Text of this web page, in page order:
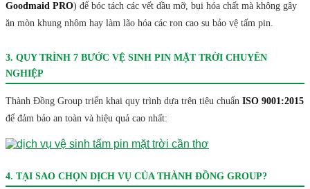
Goodmaid PRO) để bóc tách các vết dầu mỡ, bụi hóa chất mà không gây
ăn mòn khung nhôm hay làm lão hóa các ron cao su bảo vệ tấm pin.
3. QUY TRÌNH 7 BƯỚC VỆ SINH PIN MẶT TRỜI CHUYÊN
NGHIỆP
Thành Đồng Group triển khai quy trình dựa trên tiêu chuẩn ISO 9001:2015
để đảm bảo an toàn và hiệu quả cao nhất:
4. TẠI SAO CHỌN DỊCH VỤ CỦA THÀNH ĐỒNG GROUP?